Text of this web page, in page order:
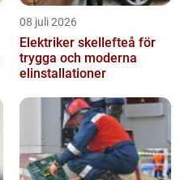
08 juli 2026
Elektriker skellefteå för
trygga och moderna
elinstallationer